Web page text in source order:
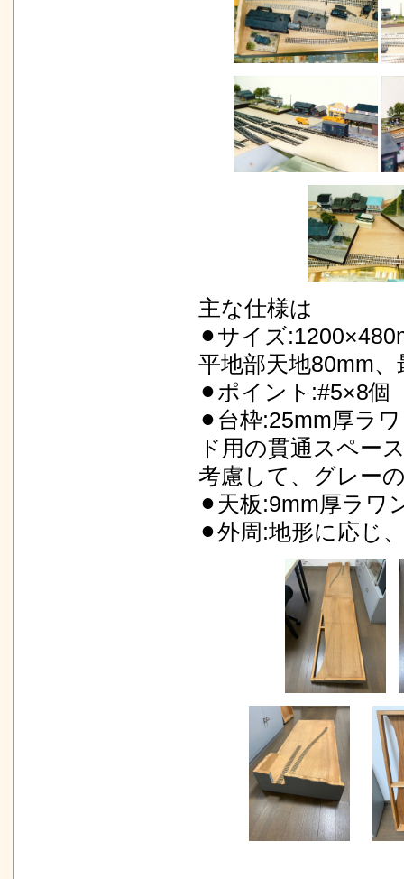
主な仕様は
⚫︎サイズ
平地部天地80mm
⚫︎ポイント:#5×8個
⚫︎台枠:25mm厚ラ
ド用の貫通スペー
考慮して、グレー
⚫︎天板:9mm厚ラワ
⚫︎外周:地形に応じ